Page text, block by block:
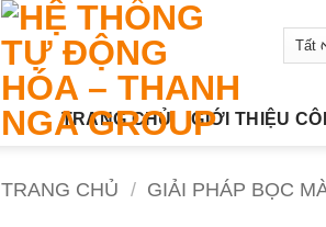
TRANG CHỦ GIỚI THIỆU
TRANG CHỦ / GIẢI PHÁP BỌC